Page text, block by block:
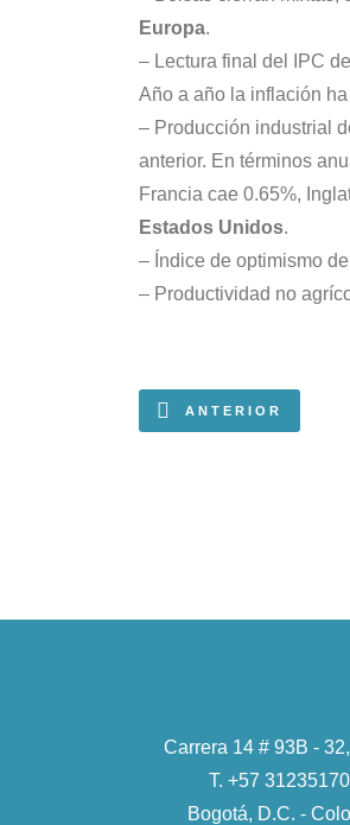
Europa.
– Lectura final del IPC
Año a año la inflación
– Producción industrial
anterior. En términos
Francia cae 0.65%,
Estados Unidos.
– Índice de optimismo
– Productividad no
ANTERIOR
Carrera 14 # 93B -
T. +57
Bogotá, D.C. -